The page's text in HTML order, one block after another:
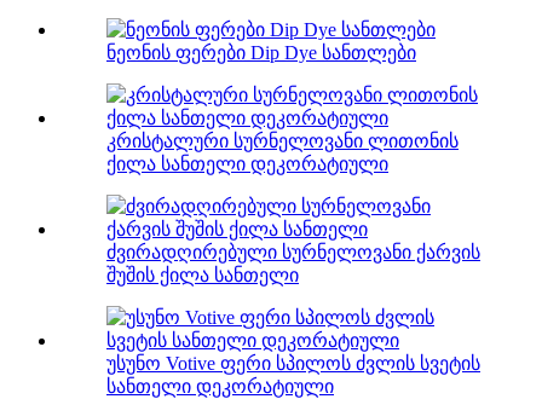
ნეონის ფერები Dip Dye სანთლები
კრისტალური სურნელოვანი ლითონის
ქილა სანთელი დეკორატიული
ძვირადღირებული სურნელოვანი ქარვის
შუშის ქილა სანთელი
უსუნო Votive ფერი სპილოს ძვლის სვეტის
სანთელი დეკორატიული